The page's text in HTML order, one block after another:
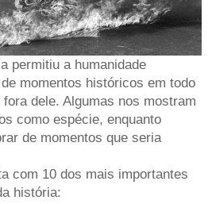
permitiu a humanidade
momentos históricos em todo
dele. Algumas nos mostram
como espécie, enquanto
de momentos que seria
com 10 dos mais importantes
história: